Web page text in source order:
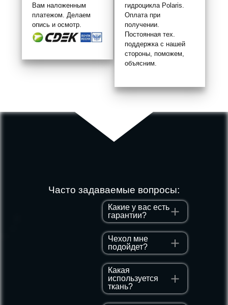
Вам наложенным
платежом. Делаем
опись и осмотр.
гидроцикла Polaris.
Оплата при
получении.
Постоянная тех.
поддержка с нашей
стороны, поможем,
объясним.
Часто задаваемые вопросы:
Какие у вас есть
гарантии?
Чехол мне
подойдет?
Какая
используется
ткань?